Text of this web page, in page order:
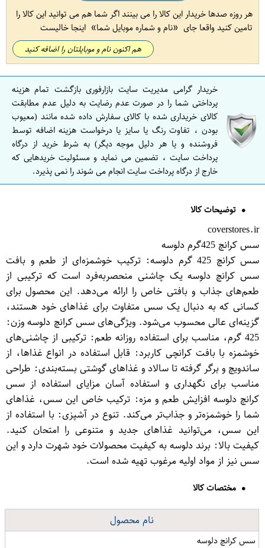
هر روزه صدها خریدار این کالا را می بینند اگر شما هم می توانید این کالا را
تامین کنید واقعا جای
نام و شماره موبایل شما اینجا خالیست
هم اکنون نام و موبایلتان را اضافه کنید
خریدار گرامی مدیریت سایت بازارفوری بازگشت تمام هزینه
پرداختی شما را در صورت عدم رضایت به دلیل عدم مطابقت
کالای خریداری شده با کالای سفارش داده شده مانند (معیوب
بودن ، تفاوت رنگ یا سایز یا درخواست هزینه اضافه توسط
فروشنده و یا هر دلیل موجه دیگر) به شرط خرید از درگاه
پرداخت سایت ، تضمین می نماید و مسئولیت خریدهایی که
خارج از درگاه پرداخت سایت انجام می شوند را نمی پذیرد.
توضیحات کالا
coverstores.ir
سس کرانچ 425گرم دلوسه
سس کرانچ 425 گرم دلوسه: ترکیب خوشمزه‌ای از طعم و بافت
سس کرانچ دلوسه یک چاشنی منحصر‌به‌فرد است که ترکیبی از
طعم‌های جذاب و بافتی خاص را ارائه می‌دهد. این محصول برای
کسانی که به دنبال یک سس متفاوت برای غذاهای خود هستند،
گزینه‌ای عالی محسوب می‌شود. ویژگی‌های سس کرانچ دلوسه وزن:
425 گرم، مناسب برای استفاده روزانه طعم: ترکیبی از چاشنی‌های
خوشمزه با بافت کرانچی کاربرد: قابل استفاده در انواع غذاها، از
ساندویچ و برگر گرفته تا سالاد و غذاهای گوشتی بسته‌بندی: طراحی
مناسب برای نگهداری و استفاده آسان مزایای استفاده از سس
کرانچ دلوسه افزایش طعم و مزه: ترکیب خاص این سس، غذاهای
شما را خوشمزه‌تر و جذاب‌تر می‌کند. تنوع در آشپزی: با استفاده از
این سس، می‌توانید غذاهای جدید و متنوعی را امتحان کنید.
کیفیت بالا: برند دلوسه به کیفیت محصولات خود شهرت دارد و این
سس نیز از مواد اولیه مرغوب تهیه شده است.
مختصات کالا
نام محصول
سس کرانچ دلوسه